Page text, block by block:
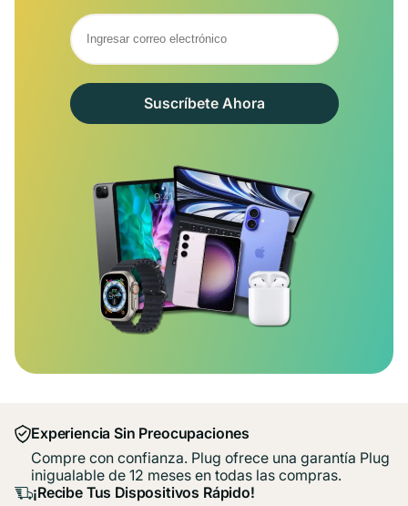
Suscríbete Ahora
Experiencia Sin Preocupaciones
Compre con confianza. Plug ofrece una garantía Plug
inigualable de 12 meses en todas las compras.
¡Recibe Tus Dispositivos Rápido!